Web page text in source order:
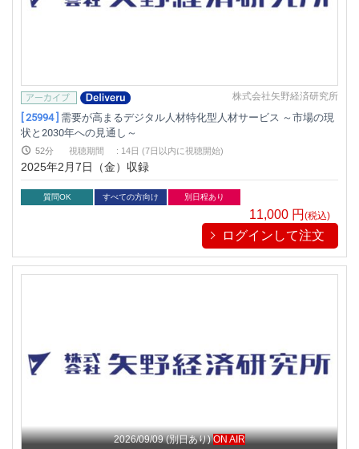
株式会社矢野経済研究所
[ 25994 ] 需要が高まるデジタル人材特化型人材サービス ～市場の現
状と2030年への見通し～
52分 視聴期間 : 14日 (7日以内に視聴開始)
2025年2月7日（金）収録
質問OK すべての方向け 別日程あり
11,000 円(税込)
ログインして注文
2026/09/09 (別日あり) ON AIR